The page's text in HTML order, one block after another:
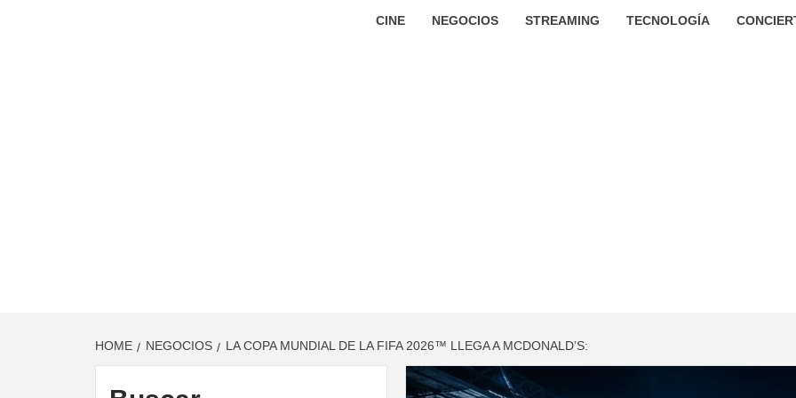
CINE NEGOCIOS STREAMING TECNOLOGÍA
HOME NEGOCIOS LA COPA MUNDIAL DE LA FIFA 2026™ LLEGA A MCDONALD’S: